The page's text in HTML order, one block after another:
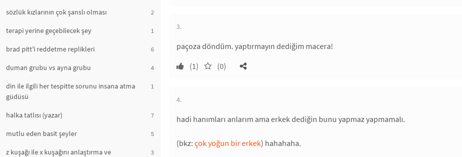
sözlük kızlarının çok şanslı olması 2
terapi yerine geçebilecek şey 1
brad pitt'i reddetme replikleri 6
duman grubu vs ayna grubu 4
din ile ilgili her tespitte sorunu insana atma
güdüsü
1
halka tatlısı (yazar) 7
mutlu eden basit şeyler 5
z kuşağı ile x kuşağını anlaştırma ve
3
3.
paçoza döndüm. yaptırmayın dediğim macera!
(1)
(0)
4.
hadi hanımları anlarım ama erkek dediğin bunu yapmaz yapmamalı.
(bkz: çok yoğun bir erkek) hahahaha.